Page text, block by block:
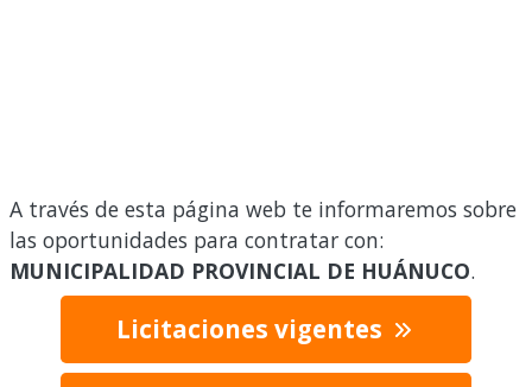
A través de esta página web te informaremos sobre
las oportunidades para contratar con:
MUNICIPALIDAD PROVINCIAL DE HUÁNUCO.
Licitaciones vigentes